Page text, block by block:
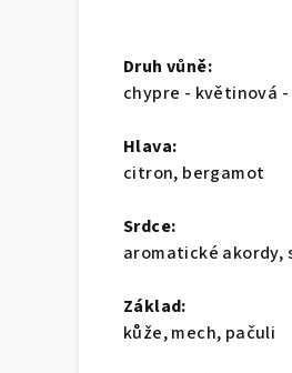
Druh vůně:
chypre - květinová
Hlava:
citron, bergamot
Srdce:
aromatické akordy,
Základ:
kůže, mech, pačuli